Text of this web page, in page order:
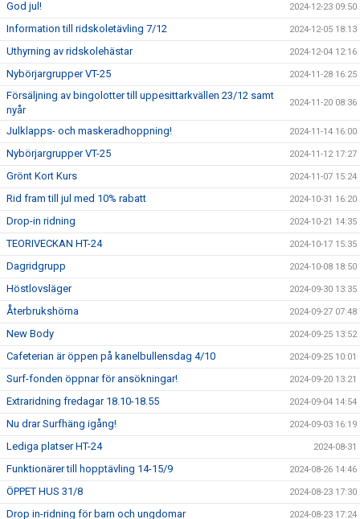
God jul! 2024-12-23 09:50
Information till ridskoletävling 7/12 2024-12-05 18:13
Uthyrning av ridskolehästar 2024-12-04 12:16
Nybörjargrupper VT-25 2024-11-28 16:25
Försäljning av bingolotter till uppesittarkvällen 23/12 samt
nyår
2024-11-20 08:36
Julklapps- och maskeradhoppning! 2024-11-14 16:00
Nybörjargrupper VT-25 2024-11-12 17:27
Grönt Kort Kurs 2024-11-07 15:24
Rid fram till jul med 10% rabatt 2024-10-31 16:20
Drop-in ridning 2024-10-21 14:35
TEORIVECKAN HT-24 2024-10-17 15:35
Dagridgrupp 2024-10-08 18:50
Höstlovsläger 2024-09-30 13:35
Återbrukshörna 2024-09-27 07:48
New Body 2024-09-25 13:52
Cafeterian är öppen på kanelbullensdag 4/10 2024-09-25 10:01
Surf-fonden öppnar för ansökningar! 2024-09-20 13:21
Extraridning fredagar 18.10-18.55 2024-09-04 14:54
Nu drar Surfhäng igång! 2024-09-03 16:19
Lediga platser HT-24 2024-08-31
Funktionärer till hopptävling 14-15/9 2024-08-26 14:46
ÖPPET HUS 31/8 2024-08-23 17:30
Drop in-ridning för barn och ungdomar 2024-08-23 17:24